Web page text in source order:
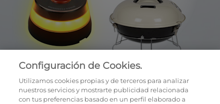
Configuración de Cookies.
Utilizamos cookies propias y de terceros para analizar
nuestros servicios y mostrarte publicidad relacionada
con tus preferencias basado en un perfil elaborado a